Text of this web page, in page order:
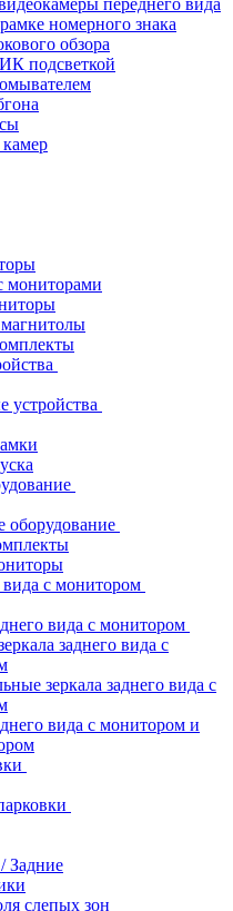
переднего вида
номерного знака
обзора
подсветкой
мониторами
устройства
оборудование
вида с монитором
вида с монитором
заднего вида с
зеркала заднего вида с
вида с монитором и
Задние
слепых зон